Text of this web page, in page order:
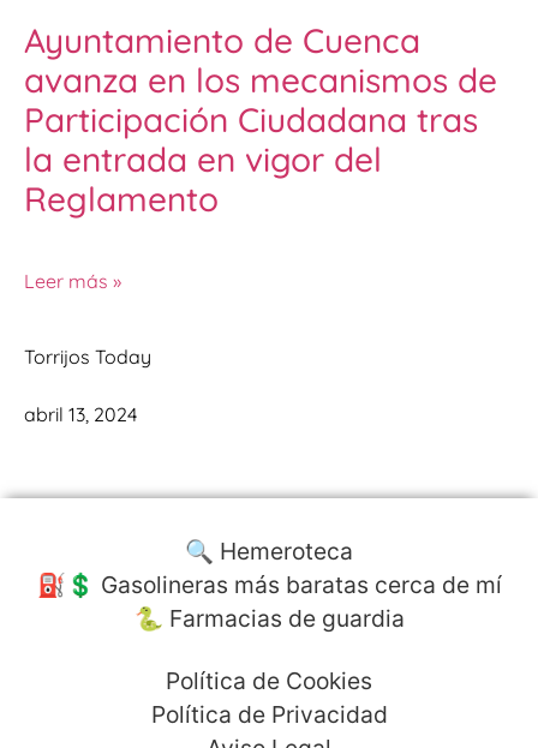
Ayuntamiento de Cuenca
avanza en los mecanismos de
Participación Ciudadana tras
la entrada en vigor del
Reglamento
Leer más »
Torrijos Today
abril 13, 2024
🔍 Hemeroteca
⛽️💲 Gasolineras más baratas cerca de mí
🐍 Farmacias de guardia
Política de Cookies
Política de Privacidad